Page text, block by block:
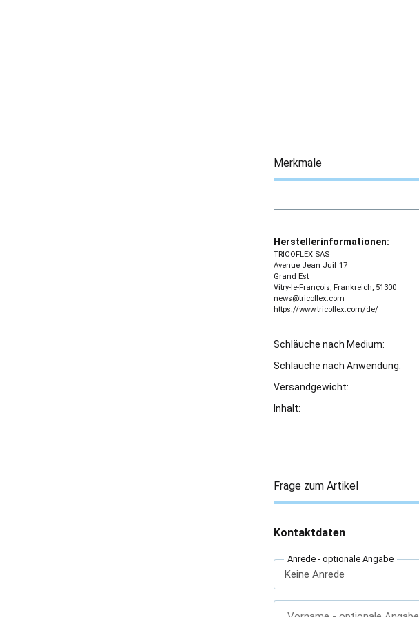
Merkmale
Herstellerinformationen:
TRICOFLEX SAS
Avenue Jean Juif 17
Grand Est
Vitry-le-François, Frankreich, 51300
news@tricoflex.com
https://www.tricoflex.com/de/
Schläuche nach Medium:
Schläuche nach Anwendung:
Versandgewicht:
Inhalt:
Frage zum Artikel
Kontaktdaten
Anrede - optionale Angabe